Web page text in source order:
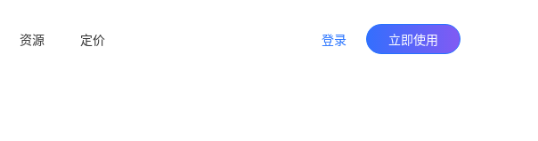
资源 定价 登录 立即使用